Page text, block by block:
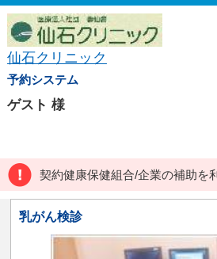
仙石クリニック
予約システム
ゲスト 様
契約健康保健組合/企業の補助を
乳がん検診